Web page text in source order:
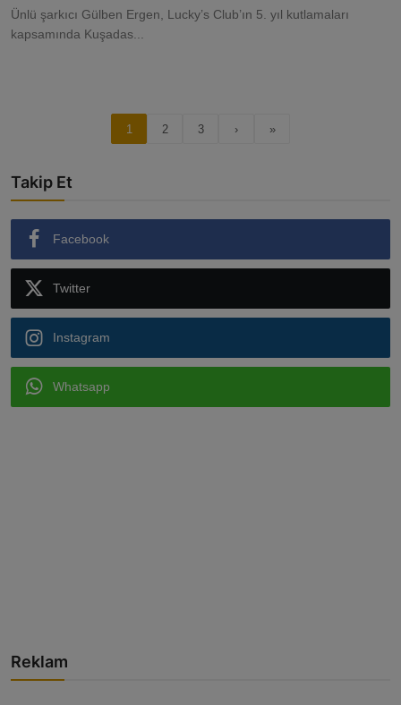
Ünlü şarkıcı Gülben Ergen, Lucky’s Club’ın 5. yıl kutlamaları
kapsamında Kuşadas...
1 2 3 › »
Takip Et
Facebook
Twitter
Instagram
Whatsapp
Reklam